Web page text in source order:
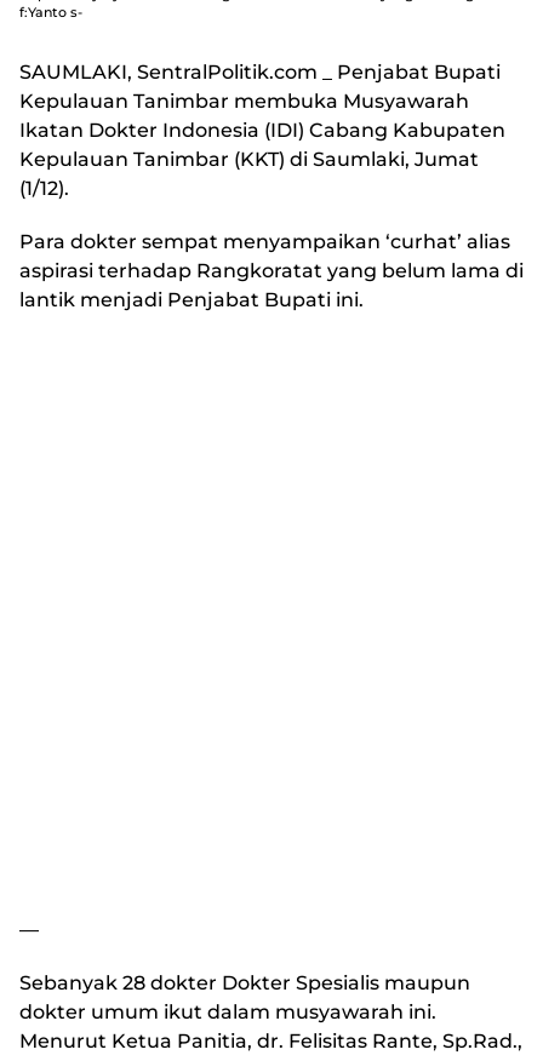
f:Yanto s-
SAUMLAKI, SentralPolitik.com _ Penjabat Bupati
Kepulauan Tanimbar membuka Musyawarah
Ikatan Dokter Indonesia (IDI) Cabang Kabupaten
Kepulauan Tanimbar (KKT) di Saumlaki, Jumat
(1/12).
Para dokter sempat menyampaikan ‘curhat’ alias
aspirasi terhadap Rangkoratat yang belum lama di
lantik menjadi Penjabat Bupati ini.
—
Sebanyak 28 dokter Dokter Spesialis maupun
dokter umum ikut dalam musyawarah ini.
Menurut Ketua Panitia, dr. Felisitas Rante, Sp.Rad.,